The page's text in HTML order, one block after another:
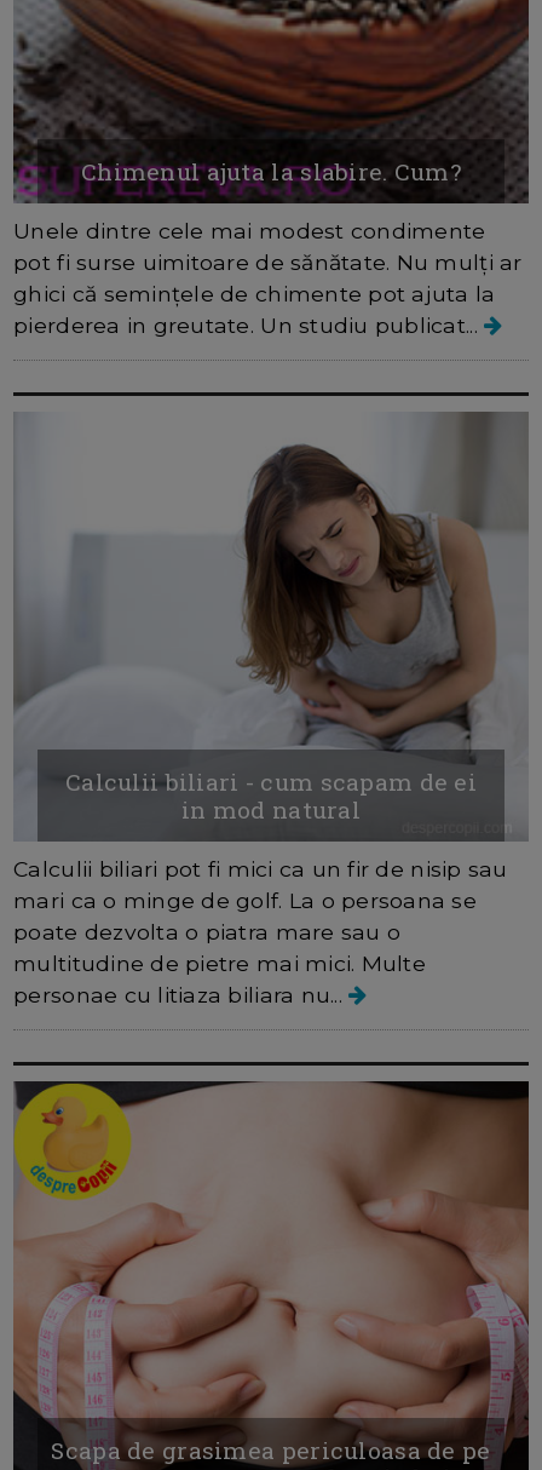
Chimenul ajuta la slabire. Cum?
Unele dintre cele mai modest condimente
pot fi surse uimitoare de sănătate. Nu mulți ar
ghici că semințele de chimente pot ajuta la
pierderea in greutate. Un studiu publicat...
Calculii biliari - cum scapam de ei
in mod natural
Calculii biliari pot fi mici ca un fir de nisip sau
mari ca o minge de golf. La o persoana se
poate dezvolta o piatra mare sau o
multitudine de pietre mai mici. Multe
personae cu litiaza biliara nu...
Scapa de grasimea periculoasa de pe